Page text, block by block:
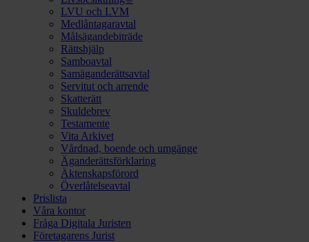
LVU och LVM
Medlåntagaravtal
Målsägandebiträde
Rättshjälp
Samboavtal
Samäganderättsavtal
Servitut och arrende
Skatterätt
Skuldebrev
Testamente
Vita Arkivet
Vårdnad, boende och umgänge
Äganderättsförklaring
Äktenskapsförord
Överlåtelseavtal
Prislista
Våra kontor
Fråga Digitala Juristen
Företagarens Jurist